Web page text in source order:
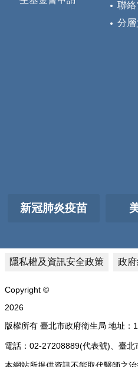
聯
分層
新冠肺炎疫苗
隱私權及資訊安全政策 政
Copyright ©
2026
版權所有 臺北市政府衛生局 地址
電話：02-27208889(代表號)、臺